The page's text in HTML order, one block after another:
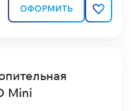
ОФОРМИТЬ
Mini